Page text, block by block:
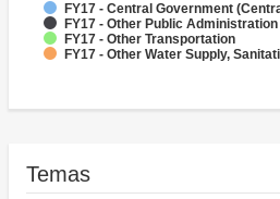
FY17 - Central Government
FY17 - Other Public Administration
FY17 - Other Transportation
FY17 - Other Water Supply,
Temas